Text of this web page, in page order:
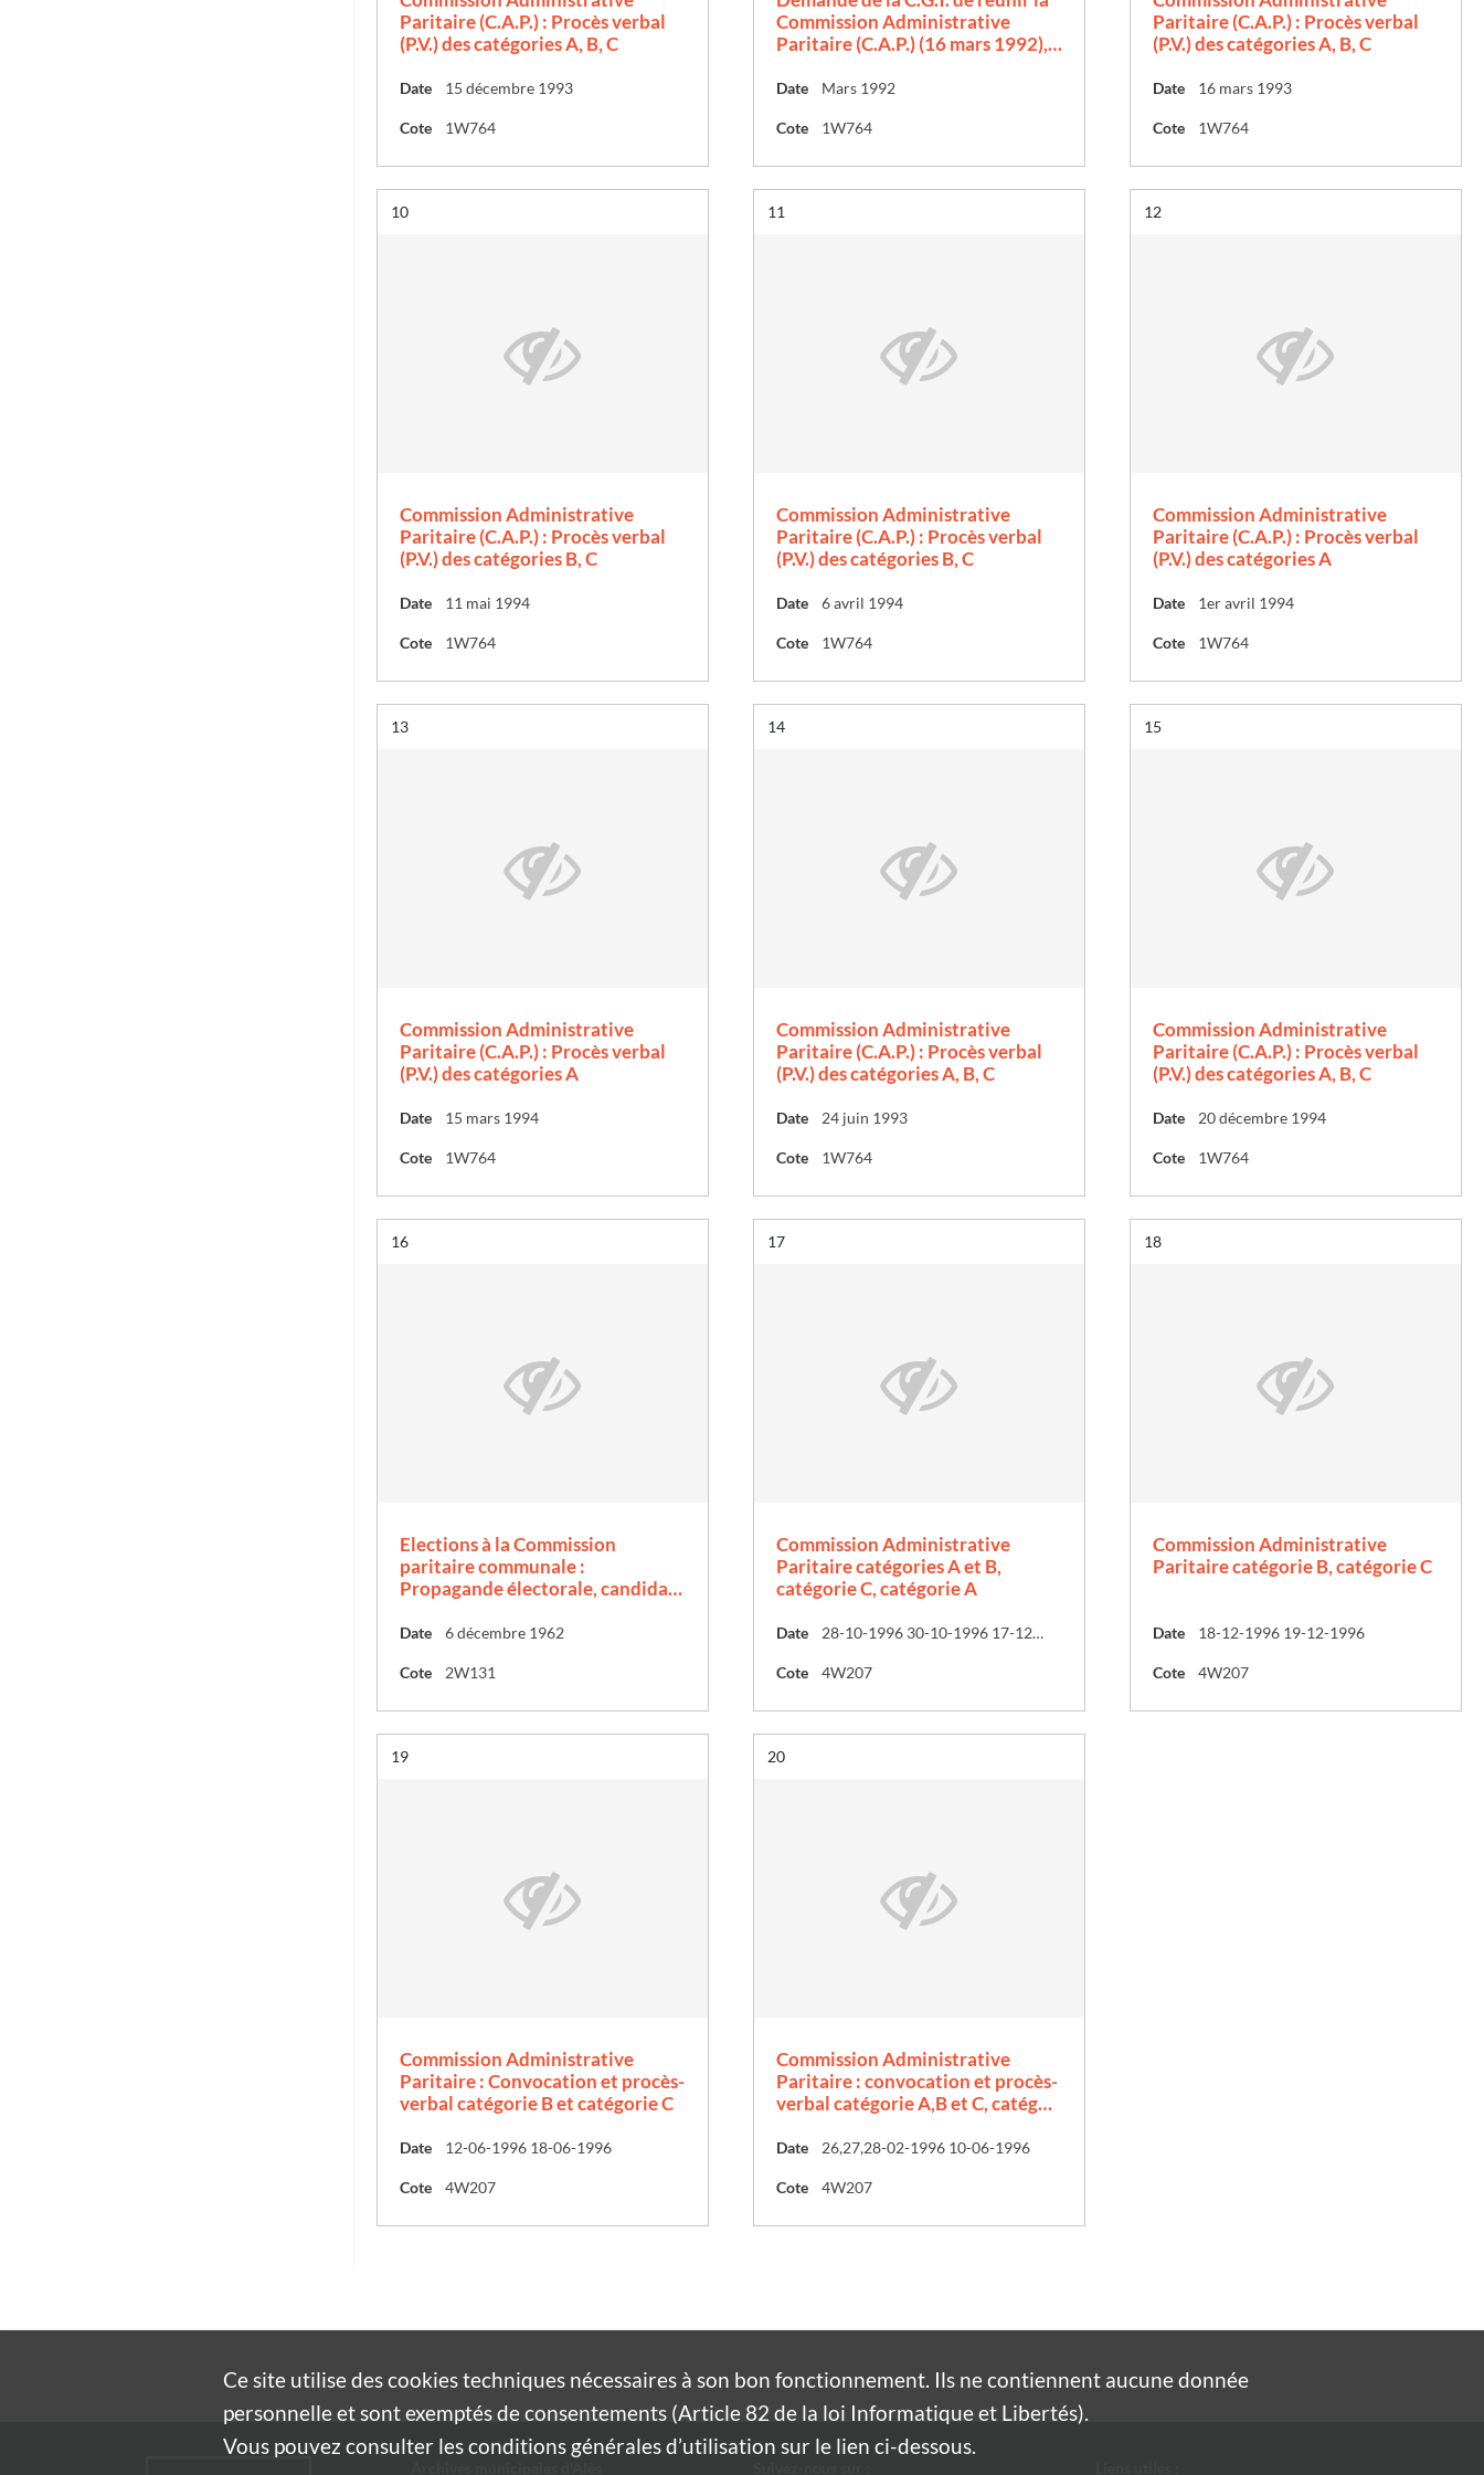
Paritaire (C.A.P.) : Procès verbal
(P.V.) des catégories A, B, C
Date 15 décembre 1993
Cote 1W764
Commission Administrative
Paritaire (C.A.P.) (16 mars 1992),…
Date Mars 1992
Cote 1W764
Paritaire (C.A.P.) : Procès verbal
(P.V.) des catégories A, B, C
Date 16 mars 1993
Cote 1W764
Résultat n°
10
Commission Administrative
Paritaire (C.A.P.) : Procès verbal
(P.V.) des catégories B, C
Date 11 mai 1994
Cote 1W764
Résultat n°
11
Commission Administrative
Paritaire (C.A.P.) : Procès verbal
(P.V.) des catégories B, C
Date 6 avril 1994
Cote 1W764
Résultat n°
12
Commission Administrative
Paritaire (C.A.P.) : Procès verbal
(P.V.) des catégories A
Date 1er avril 1994
Cote 1W764
Résultat n°
13
Commission Administrative
Paritaire (C.A.P.) : Procès verbal
(P.V.) des catégories A
Date 15 mars 1994
Cote 1W764
Résultat n°
14
Commission Administrative
Paritaire (C.A.P.) : Procès verbal
(P.V.) des catégories A, B, C
Date 24 juin 1993
Cote 1W764
Résultat n°
15
Commission Administrative
Paritaire (C.A.P.) : Procès verbal
(P.V.) des catégories A, B, C
Date 20 décembre 1994
Cote 1W764
Résultat n°
16
Elections à la Commission
paritaire communale :
Propagande électorale, candida…
Date 6 décembre 1962
Cote 2W131
Résultat n°
17
Commission Administrative
Paritaire catégories A et B,
catégorie C, catégorie A
Date 28-10-1996 30-10-1996 17-12-1996
Cote 4W207
Résultat n°
18
Commission Administrative
Paritaire catégorie B, catégorie C
Date 18-12-1996 19-12-1996
Cote 4W207
Résultat n°
19
Commission Administrative
Paritaire : Convocation et procès-
verbal catégorie B et catégorie C
Date 12-06-1996 18-06-1996
Cote 4W207
Résultat n°
20
Commission Administrative
Paritaire : convocation et procès-
verbal catégorie A,B et C, catég…
Date 26,27,28-02-1996 10-06-1996
Cote 4W207
Ce site utilise descookiestechniques nécessaires à son bon fonctionnement. Ils ne contiennent aucune donnée
personnelle et sont exemptés de consentements (Article 82 de la loi Informatique et Libertés).
Vous pouvez consulter les conditions générales d’utilisation sur le lien ci-dessous.